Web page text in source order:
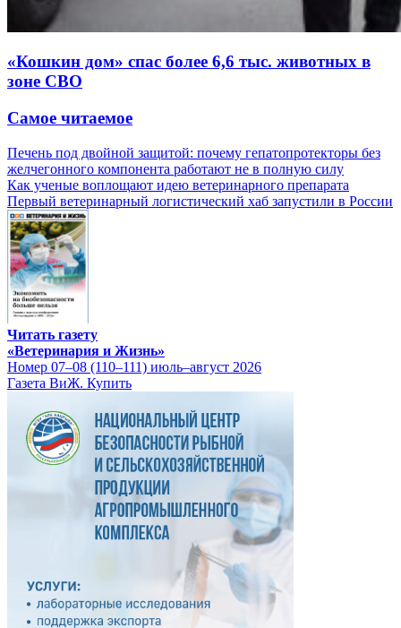
«Кошкин дом» спас более 6,6 тыс. животных в
зоне СВО
Самое читаемое
Печень под двойной защитой: почему гепатопротекторы без
желчегонного компонента работают не в полную силу
Как ученые воплощают идею ветеринарного препарата
Первый ветеринарный логистический хаб запустили в России
Читать газету
«Ветеринария и Жизнь»
Номер 07–08 (110–111) июль–август 2026
Газета ВиЖ. Купить